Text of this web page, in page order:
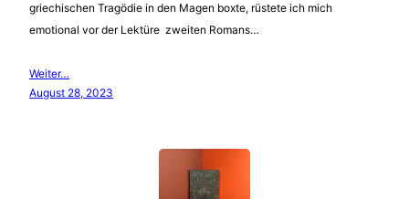
griechischen Tragödie in den Magen boxte, rüstete ich mich
emotional vor der Lektüre zweiten Romans…
Weiter…
August 28, 2023